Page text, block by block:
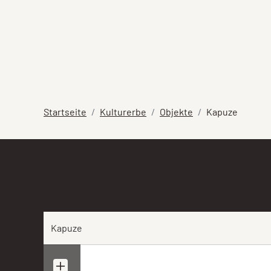
Startseite Kulturerbe Objekte Kapuze
Kapuze